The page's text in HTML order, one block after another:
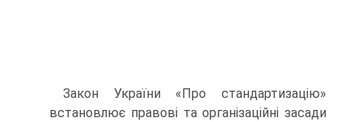
Закон України «Про стандартизацію»
встановлює правові та організаційні засади